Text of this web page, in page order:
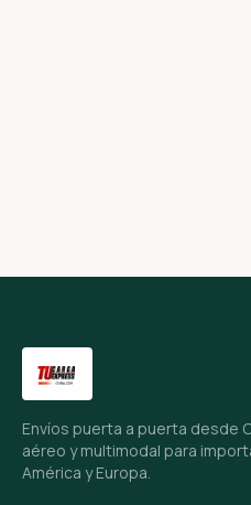
Envíos puerta a puerta desde
aéreo y multimodal para
América y Europa.